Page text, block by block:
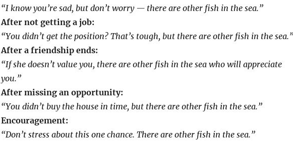
“I know you’re sad, but don’t worry — there are other fish in the sea.”
After not getting a job:
“You didn’t get the position? That’s tough, but there are other fish in the sea.”
After a friendship ends:
“If she doesn’t value you, there are other fish in the sea who will appreciate
you.”
After missing an opportunity:
“You didn’t buy the house in time, but there are other fish in the sea.”
Encouragement:
“Don’t stress about this one chance. There are other fish in the sea.”